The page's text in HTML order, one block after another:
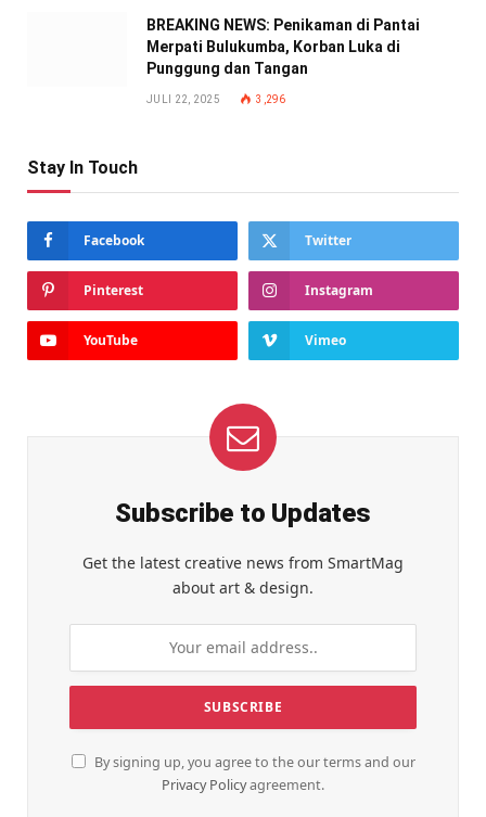
BREAKING NEWS: Penikaman di Pantai
Merpati Bulukumba, Korban Luka di
Punggung dan Tangan
JULI 22, 2025 3,296
Stay In Touch
Facebook Twitter
Pinterest Instagram
YouTube Vimeo
Subscribe to Updates
Get the latest creative news from SmartMag
about art & design.
By signing up, you agree to the our terms and our
Privacy Policyagreement.